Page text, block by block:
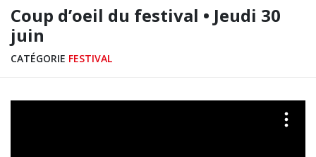
Coup d’oeil du festival • Jeudi 30
juin
CATÉGORIE FESTIVAL